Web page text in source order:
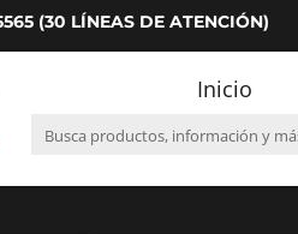
(30 LÍNEAS DE ATENCIÓN)
Inicio